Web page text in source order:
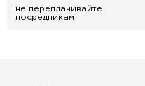
не переплачивайте
посредникам